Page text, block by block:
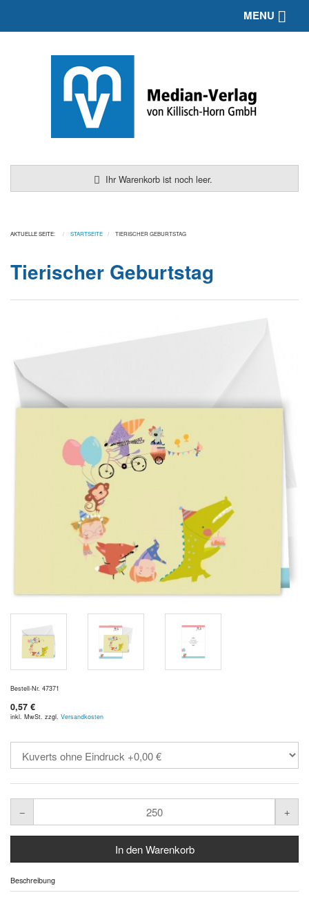
Ihr Warenkorb ist noch leer.
MENU
AKTUELLE SEITE: STARTSEITE TIERISCHER GEBURTSTAG
Tierischer Geburtstag
Bestell-Nr. 47371
0,57 €
inkl. MwSt. zzgl. Versandkosten
Beschreibung